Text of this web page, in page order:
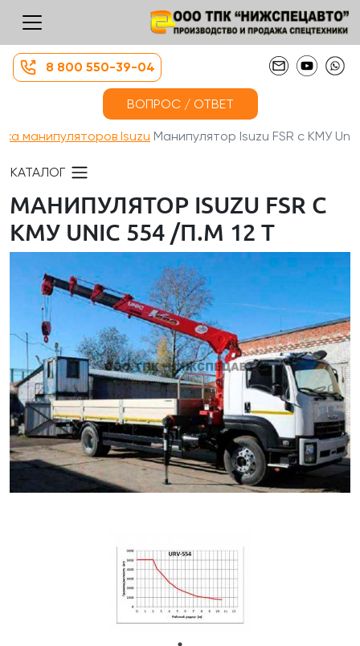
8 800 550-39-04
ВОПРОС / ОТВЕТ
манипуляторов Isuzu Манипулятор Isuzu FSR с КМУ Un...
КАТАЛОГ
МАНИПУЛЯТОР ISUZU FSR С
КМУ UNIC 554 /П.М 12 Т